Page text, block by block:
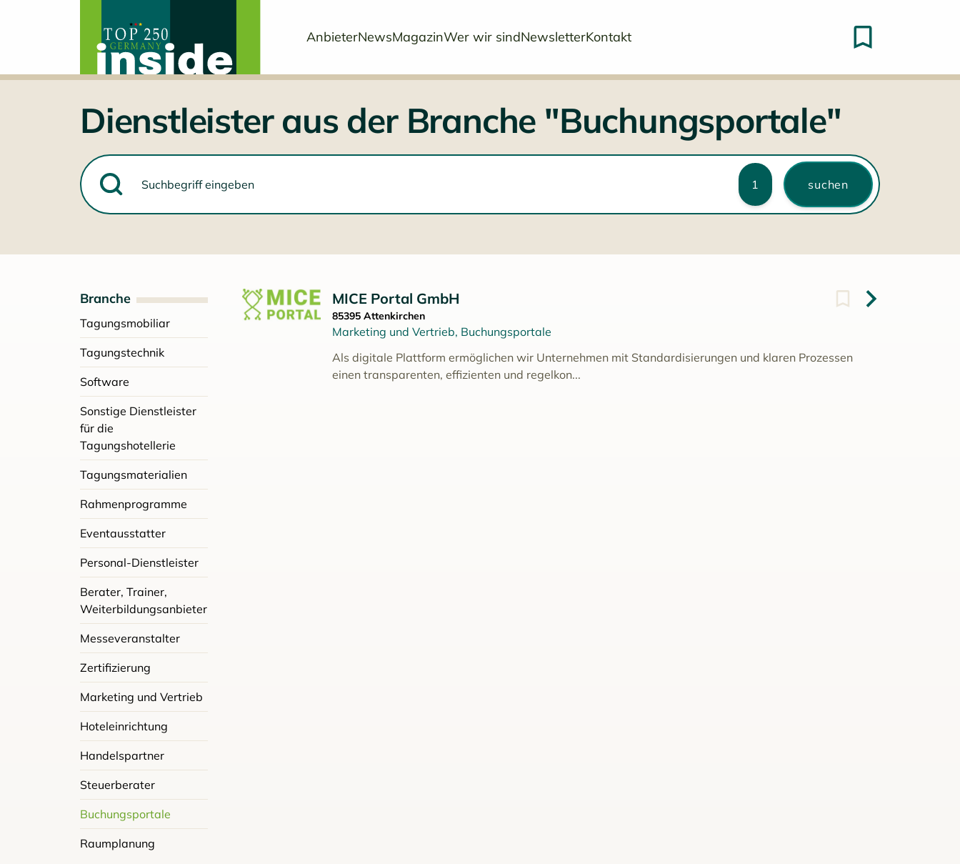
AnbieterNewsMagazinWer wir sindNewsletterKontakt
Dienstleister aus der Branche "Buchungsportale"
1 suchen
Branche
Tagungsmobiliar
Tagungstechnik
Software
Sonstige Dienstleister
für die
Tagungshotellerie
Tagungsmaterialien
Rahmenprogramme
Eventausstatter
Personal-Dienstleister
Berater, Trainer,
Weiterbildungsanbieter
Messeveranstalter
Zertifizierung
Marketing und Vertrieb
Hoteleinrichtung
Handelspartner
Steuerberater
Buchungsportale
Raumplanung
MICE Portal GmbH
85395 Attenkirchen
Marketing und Vertrieb, Buchungsportale
Als digitale Plattform ermöglichen wir Unternehmen mit Standardisierungen und klaren Prozessen
einen transparenten, effizienten und regelkon...